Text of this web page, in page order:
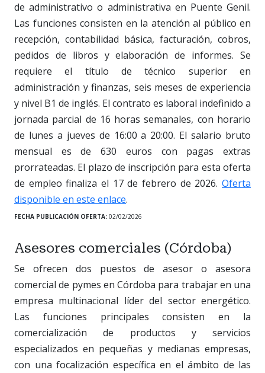
de administrativo o administrativa en Puente Genil.
Las funciones consisten en la atención al público en
recepción, contabilidad básica, facturación, cobros,
pedidos de libros y elaboración de informes. Se
requiere el título de técnico superior en
administración y finanzas, seis meses de experiencia
y nivel B1 de inglés. El contrato es laboral indefinido a
jornada parcial de 16 horas semanales, con horario
de lunes a jueves de 16:00 a 20:00. El salario bruto
mensual es de 630 euros con pagas extras
prorrateadas. El plazo de inscripción para esta oferta
de empleo finaliza el 17 de febrero de 2026. Oferta
disponible en este enlace.
FECHA PUBLICACIÓN OFERTA: 02/02/2026
Asesores comerciales (Córdoba)
Se ofrecen dos puestos de asesor o asesora
comercial de pymes en Córdoba para trabajar en una
empresa multinacional líder del sector energético.
Las funciones principales consisten en la
comercialización de productos y servicios
especializados en pequeñas y medianas empresas,
con una focalización específica en el ámbito de las